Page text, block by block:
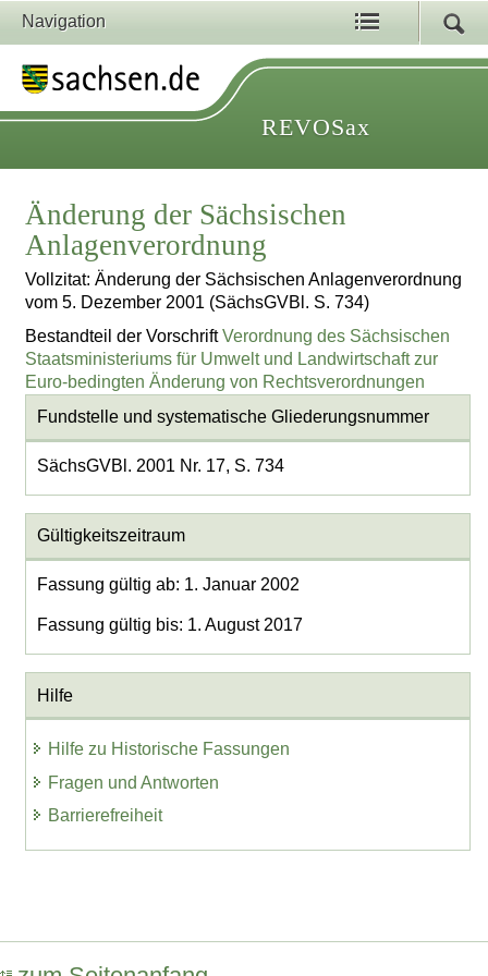
Navigation
REVOSax
Änderung der Sächsischen
Anlagenverordnung
Vollzitat: Änderung der Sächsischen Anlagenverordnung
vom 5. Dezember 2001 (SächsGVBl. S. 734)
Bestandteil der VorschriftVerordnung des Sächsischen
Staatsministeriums für Umwelt und Landwirtschaft zur
Euro-bedingten Änderung von Rechtsverordnungen
Fundstelle und systematische Gliederungsnummer
SächsGVBl. 2001 Nr. 17, S. 734
Gültigkeitszeitraum
Fassung gültig ab: 1. Januar 2002
Fassung gültig bis: 1. August 2017
Hilfe
Hilfe zu Historische Fassungen
Fragen und Antworten
Barrierefreiheit